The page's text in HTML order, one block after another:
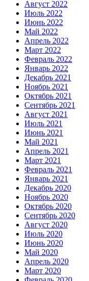
Август 2022
Июль 2022
Июнь 2022
Май 2022
Апрель 2022
Март 2022
Февраль 2022
Январь 2022
Декабрь 2021
Ноябрь 2021
Октябрь 2021
Сентябрь 2021
Август 2021
Июль 2021
Июнь 2021
Май 2021
Апрель 2021
Март 2021
Февраль 2021
Январь 2021
Декабрь 2020
Ноябрь 2020
Октябрь 2020
Сентябрь 2020
Август 2020
Июль 2020
Июнь 2020
Май 2020
Апрель 2020
Март 2020